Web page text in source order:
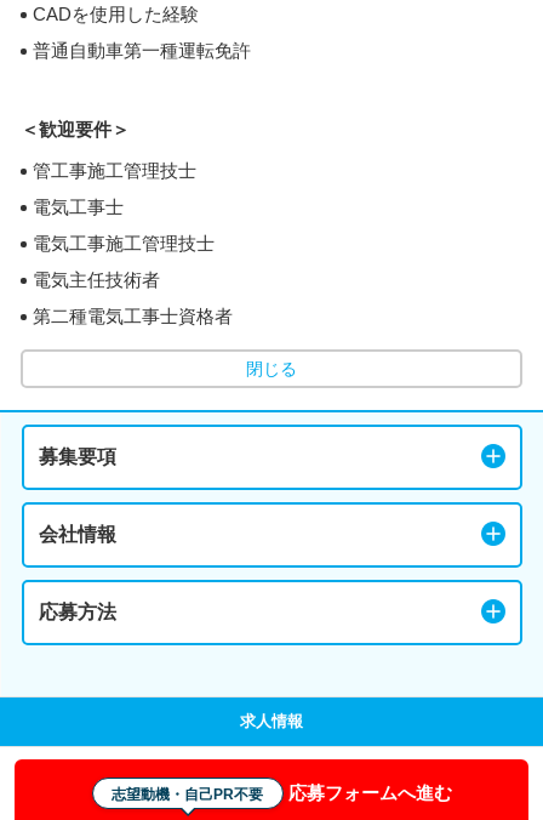
CADを使用した経験
普通自動車第一種運転免許
＜歓迎要件＞
管工事施工管理技士
電気工事士
電気工事施工管理技士
電気主任技術者
第二種電気工事士資格者
閉じる
募集要項
会社情報
応募方法
求人情報
志望動機・自己PR不要 応募フォームへ進む